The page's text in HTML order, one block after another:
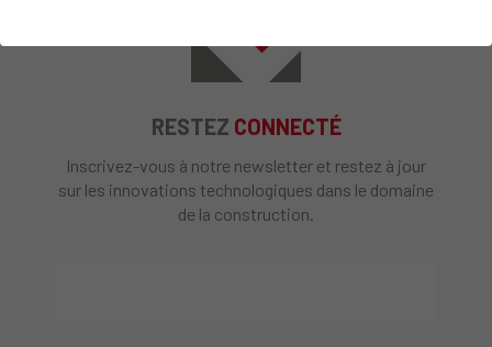
RESTEZ CONNECTÉ
Inscrivez-vous à notre newsletter et restez à jour
sur les innovations technologiques dans le domaine
de la construction.